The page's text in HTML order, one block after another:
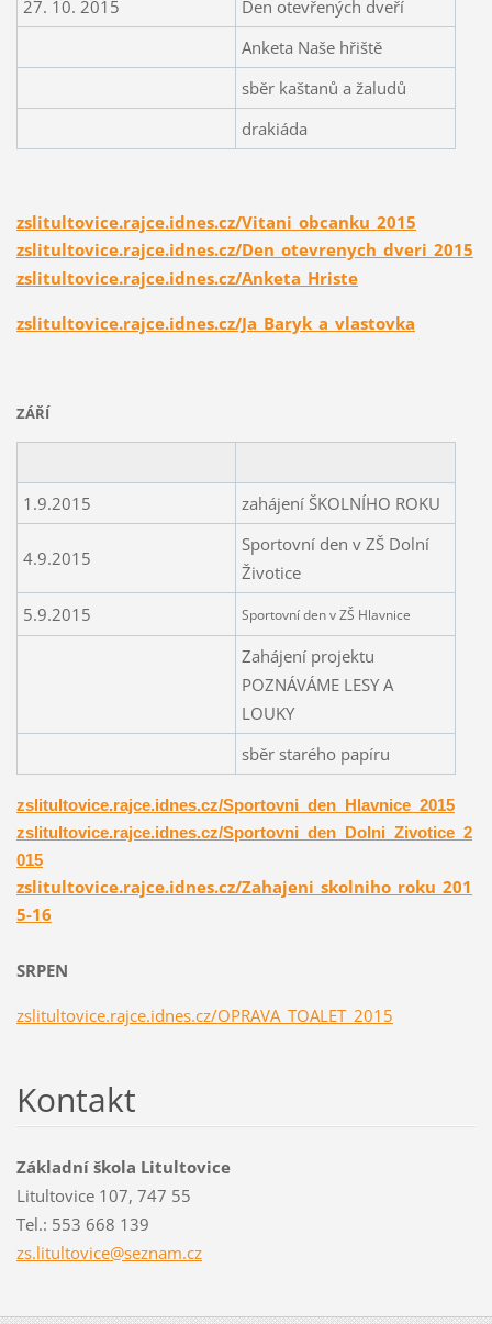
27. 10. 2015
Den otevřených dveří
Anketa Naše hřiště
sběr kaštanů a žaludů
drakiáda
zslitultovice.rajce.idnes.cz/Vitani_obcanku_2015
zslitultovice.rajce.idnes.cz/Den_otevrenych_dveri_2015
zslitultovice.rajce.idnes.cz/Anketa_Hriste
zslitultovice.rajce.idnes.cz/Ja_Baryk_a_vlastovka
ZÁŘÍ
1.9.2015 zahájení ŠKOLNÍHO ROKU
4.9.2015
Sportovní den v ZŠ Dolní
Životice
5.9.2015
Sportovní den v ZŠ Hlavnice
Zahájení projektu
POZNÁVÁME LESY A
LOUKY
sběr starého papíru
zslitultovice.rajce.idnes.cz/Sportovni_den_Hlavnice_2015
zslitultovice.rajce.idnes.cz/Sportovni_den_Dolni_Zivotice_2
015
zslitultovice.rajce.idnes.cz/Zahajeni_skolniho_roku_201
5-16
SRPEN
zslitultovice.rajce.idnes.cz/OPRAVA_TOALET_2015
Kontakt
Základní škola Litultovice
Litultovice 107, 747 55
Tel.: 553 668 139
zs.litultovice@seznam.cz